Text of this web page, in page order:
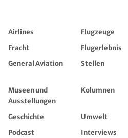
Airlines Flugzeuge
Fracht
Flugerlebnis
General Aviation
Stellen
Museen und
Ausstellungen
Kolumnen
Geschichte Umwelt
Podcast
Interviews